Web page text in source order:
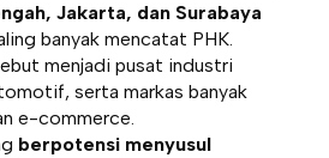
Jakarta, dan Surabaya
banyak mencatat PHK.
menjadi pusat industri
serta markas banyak
e-commerce.
berpotensi menyusul